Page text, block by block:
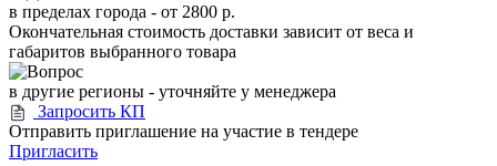
в пределах города - от 2800 р.
Окончательная стоимость доставки зависит от веса и
габаритов выбранного товара
в другие регионы - уточняйте у менеджера
Запросить КП
Отправить приглашение на участие в тендере
Пригласить